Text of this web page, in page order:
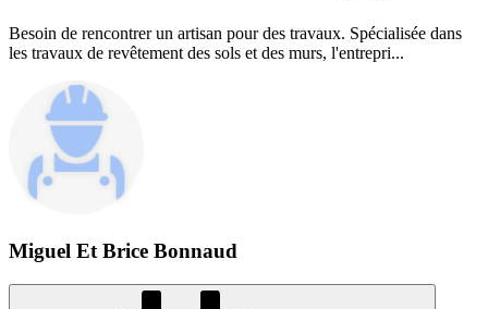
Besoin de rencontrer un artisan pour des travaux. Spécialisée dans
les travaux de revêtement des sols et des murs, l'entrepri...
Miguel Et Brice Bonnaud